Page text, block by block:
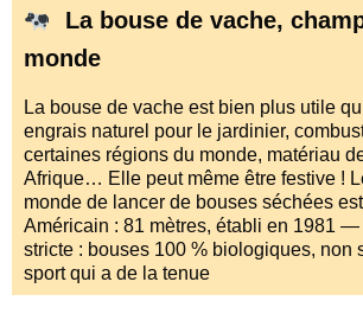
La bouse de vache,
monde
La bouse de vache est bien plus utile
engrais naturel pour le jardinier,
certaines régions du monde, matériau
Afrique… Elle peut même être festive !
monde de lancer de bouses séchées
Américain : 81 mètres, établi en 1981
stricte : bouses 100 % biologiques, non
sport qui a de la tenue